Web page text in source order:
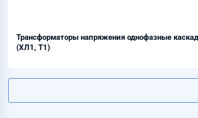
Трансформаторы напряжения однофазные
(ХЛ1, Т1)